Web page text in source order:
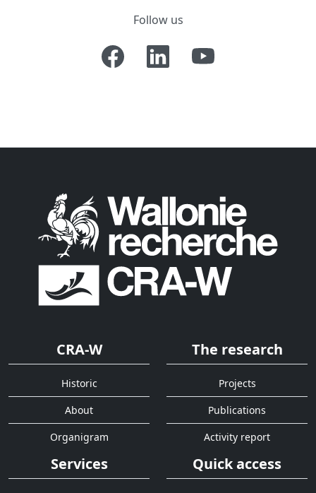
Follow us
CRA-W
Historic
About
Organigram
The research
Projects
Publications
Activity report
Services Quick access